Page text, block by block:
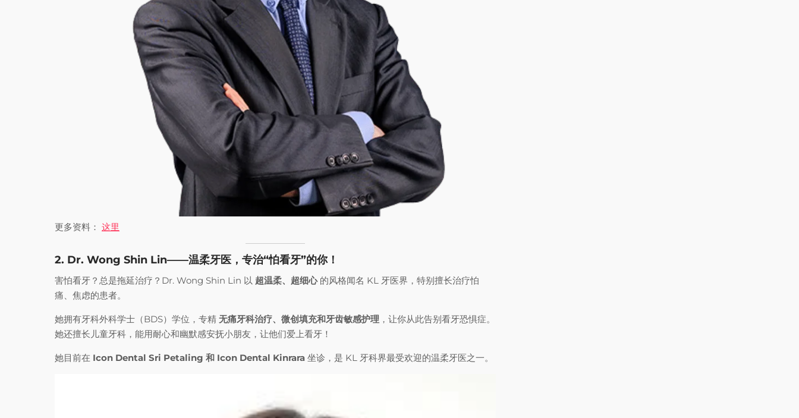
更多资料： 这里
2. Dr. Wong Shin Lin——温柔牙医，专治“怕看牙”的你！
害怕看牙？总是拖延治疗？Dr. Wong Shin Lin 以 超温柔、超细心的风格闻名 KL 牙医界，特别擅长治疗怕
痛、焦虑的患者。
她拥有牙科外科学士（BDS）学位，专精 无痛牙科治疗、微创填充和牙齿敏感护理 ，让你从此告别看牙恐惧症。
她还擅长儿童牙科，能用耐心和幽默感安抚小朋友，让他们爱上看牙！
她目前在 Icon Dental Sri Petaling 和 Icon Dental Kinrara 坐诊，是 KL 牙科界最受欢迎的温柔牙医之一。